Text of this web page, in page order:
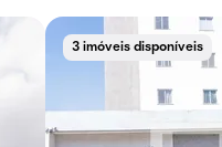
3 imóveis disponíveis